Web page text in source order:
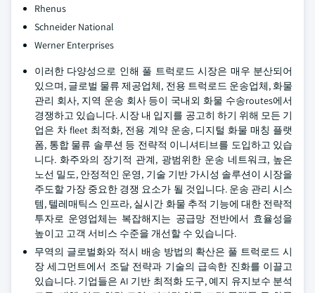
Rhenus
Schneider National
Werner Enterprises
이러한 다양성으로 인해 풀 트럭로드 시장은 매우 분산되어
있으며, 글로벌 물류 제공업체, 전용 트럭로드 운송업체, 화물
관리 회사, 지역 운송 회사 등이 국내외 화물 수송routes에서
경쟁하고 있습니다. 시장 내 입지를 공고히 하기 위해 모든 기
업은 차 fleet 최적화, 전용 계약 운송, 디지털 화물 매칭 플랫
폼, 통합 물류 솔루션 등 전략적 이니셔티브를 도입하고 있습
니다. 화주와의 장기적 관계, 광범위한 운송 네트워크, 높은
노선 밀도, 안정적인 운영, 기술 기반 가시성 솔루션이 시장을
주도할 가장 중요한 경쟁 요소가 될 것입니다. 운송 관리 시스
템, 텔레매틱스 인프라, 실시간 화물 추적 기능에 대한 전략적
투자로 운영업체는 복잡해지는 공급망 전반에서 효율성을
높이고 고객 서비스 수준을 개선할 수 있습니다.
무역의 글로벌화와 적시 배송 방법의 확산은 풀 트럭로드 시
장 세그먼트에서 조달 전략과 기술의 급속한 진화를 이끌고
있습니다. 기업들은 AI 기반 최적화 도구, 예지 유지보수 분석